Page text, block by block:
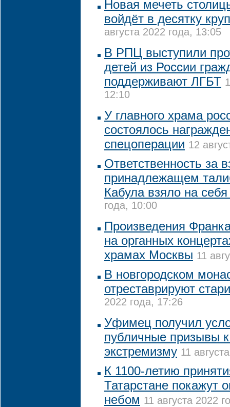
Новая мечеть
войдёт в десятку
августа 2022 года, 13:05
В РПЦ выступили
детей из России
поддерживают ЛГБТ
12:10
У главного храма
состоялось
спецоперации 12
Ответственность за
принадлежащем
Кабула взяло на
года, 10:00
Произведения
на органных
храмах Москвы 11
В новгородском
отреставрируют
2022 года, 17:26
Уфимец получил
публичные призывы
экстремизму 11
К 1100-летию
Татарстане покажут
небом 11 августа 2022